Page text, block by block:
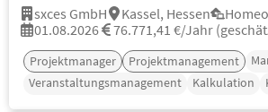
sxces GmbH Kassel, Hessen
01.08.2026
76.771,41 €/Jahr
Projektmanager Projektmanagement
Veranstaltungsmanagement
Kalkulation